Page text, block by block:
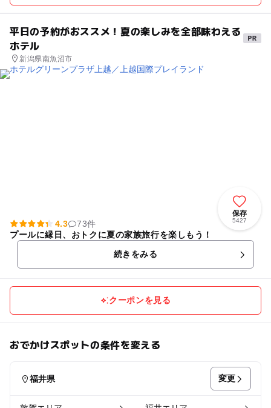
平日の予約がおススメ！夏の楽しみを全部味わえる
ホテル
新潟県南魚沼市
保存
5427
4.3
73件
プールに縁日、おトクに夏の家族旅行を楽しもう！
続きをみる
クーポンを見る
おでかけスポットの条件を変える
福井県 変更